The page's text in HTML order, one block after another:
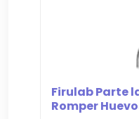
Firulab Parte
Romper